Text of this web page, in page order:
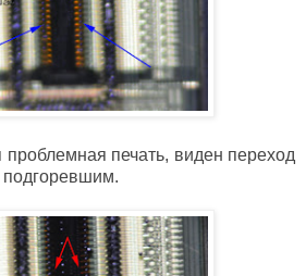
проблемная печать, виден переход